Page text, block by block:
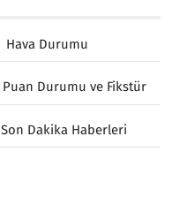
Hava Durumu
Puan Durumu ve Fikstür
Son Dakika Haberleri